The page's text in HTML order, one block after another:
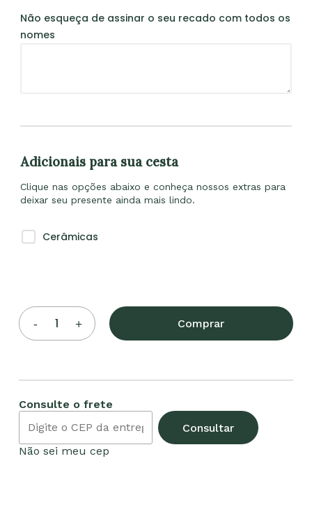
Não esqueça de assinar o seu recado com todos os
nomes
Adicionais para sua cesta
Clique nas opções abaixo e conheça nossos extras para
deixar seu presente ainda mais lindo.
Cerâmicas
Comprar
Consulte o frete
Consultar
Não sei meu cep